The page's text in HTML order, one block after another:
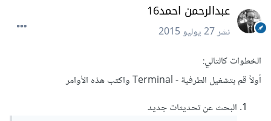
عبدالرحمن احمد16
نشر27 يوليو 2015
الخطوات كالتالي:
أولاً قم بتشغيل الطرفية - Terminal واكتب هذه اﻷوامر
البحث عن تحديثات جديد